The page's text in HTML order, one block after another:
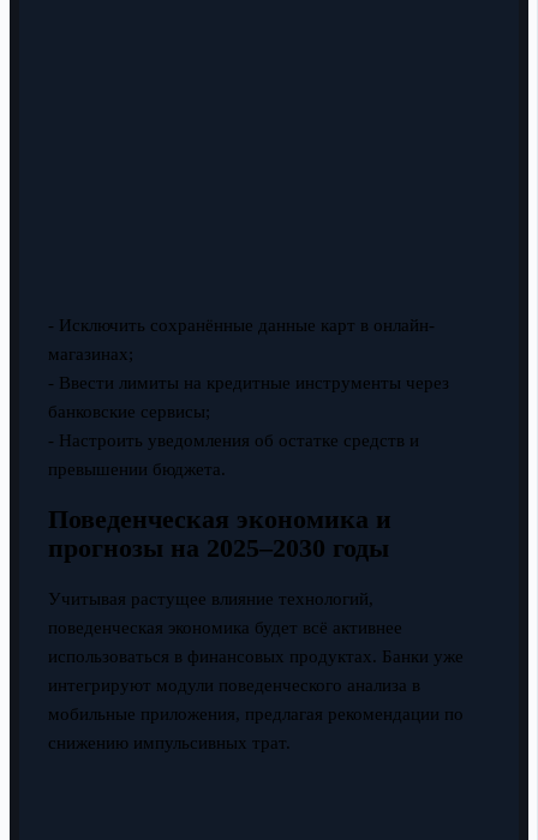
- Исключить сохранённые данные карт в онлайн-
магазинах;
- Ввести лимиты на кредитные инструменты через
банковские сервисы;
- Настроить уведомления об остатке средств и
превышении бюджета.
Поведенческая экономика и
прогнозы на 2025–2030 годы
Учитывая растущее влияние технологий,
поведенческая экономика будет всё активнее
использоваться в финансовых продуктах. Банки уже
интегрируют модули поведенческого анализа в
мобильные приложения, предлагая рекомендации по
снижению импульсивных трат.